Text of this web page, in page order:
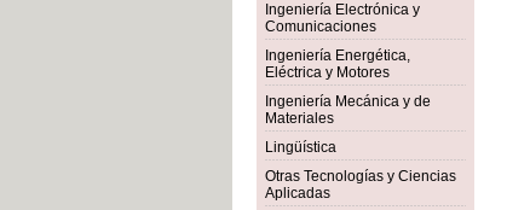
Ingeniería Electrónica y
Comunicaciones
Ingeniería Energética,
Eléctrica y Motores
Ingeniería Mecánica y de
Materiales
Lingüística
Otras Tecnologías y Ciencias
Aplicadas